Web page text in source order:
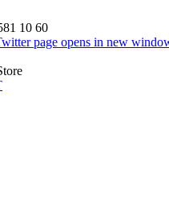
10 60
page opens in new